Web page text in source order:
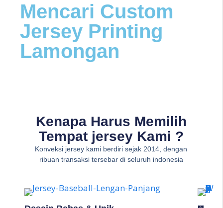
Mencari Custom
Jersey Printing
Lamongan
Kenapa Harus Memilih
Tempat jersey Kami ?
Konveksi jersey kami berdiri sejak 2014, dengan
ribuan transaksi tersebar di seluruh indonesia